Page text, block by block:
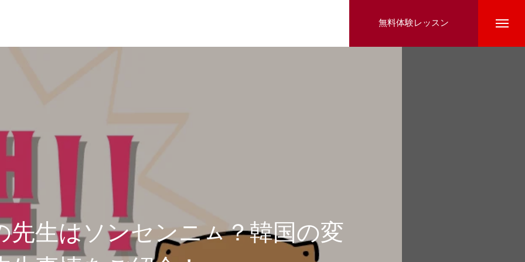
無料体験レッスン
先生はソンセンニㇺ？韓国の変